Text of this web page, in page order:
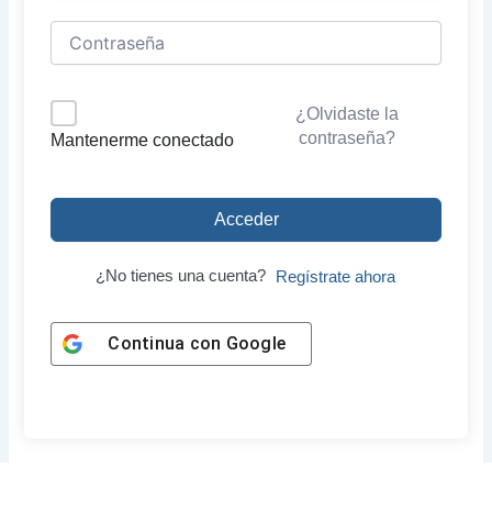
Mantenerme conectado
¿Olvidaste la
contraseña?
Acceder
¿No tienes una cuenta? Regístrate ahora
Continua con Google